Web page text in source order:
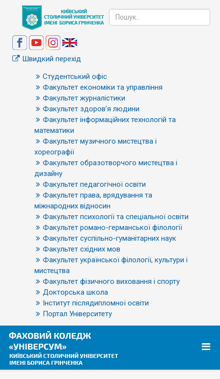
Швидкий перехід
Студентський офіс
Факультет економіки та управління
Факультет журналістики
Факультет здоров’я людини
Факультет інформаційних технологій та
математики
Факультет музичного мистецтва і
хореографії
Факультет образотворчого мистецтва і
дизайну
Факультет педагогічної освіти
Факультет права, врядування та
міжнародних відносин
Факультет психології та спеціальної освіти
Факультет романо-германської філології
Факультет суспільно-гуманітарних наук
Факультет східних мов
Факультет української філології, культури і
мистецтва
Факультет фізичного виховання і спорту
Докторська школа
Інститут післядипломної освіти
Портал Університету